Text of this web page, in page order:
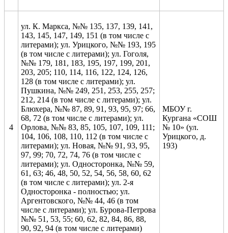
4
ул. К. Маркса, №№ 135, 137, 139, 141,
143, 145, 147, 149, 151 (в том числе с
литерами); ул. Урицкого, №№ 193, 195
(в том числе с литерами); ул. Гоголя,
№№ 179, 181, 183, 195, 197, 199, 201,
203, 205; 110, 114, 116, 122, 124, 126,
128 (в том числе с литерами); ул.
Пушкина, №№ 249, 251, 253, 255, 257;
212, 214 (в том числе с литерами); ул.
Блюхера, №№ 87, 89, 91, 93, 95, 97; 66,
68, 72 (в том числе с литерами); ул.
Орлова, №№ 83, 85, 105, 107, 109, 111;
104, 106, 108, 110, 112 (в том числе с
литерами); ул. Новая, №№ 91, 93, 95,
97, 99; 70, 72, 74, 76 (в том числе с
литерами); ул. Односторонка, №№ 59,
61, 63; 46, 48, 50, 52, 54, 56, 58, 60, 62
(в том числе с литерами); ул. 2-я
Односторонка - полностью; ул.
Аргентовского, №№ 44, 46 (в том
числе с литерами); ул. Бурова-Петрова
№№ 51, 53, 55; 60, 62, 82, 84, 86, 88,
90, 92, 94 (в том числе с литерами)
МБОУ г.
Кургана «СОШ
№ 10» (ул.
Урицкого, д.
193)